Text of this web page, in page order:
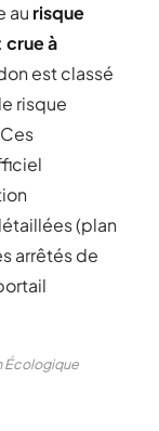
au risque
crue à
est classé
risque
(plan
arrêtés de
Écologique